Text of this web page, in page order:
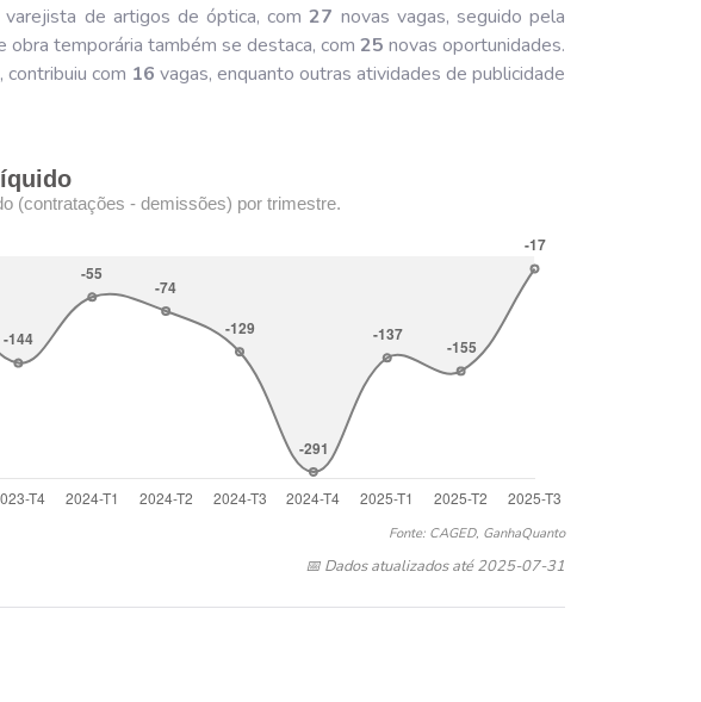
varejista de artigos de óptica, com27 novas vagas, seguido pela
temporária também se destaca, com 25 novas oportunidades.
com 16 vagas, enquanto outras atividades de publicidade
(contratações - demissões) por trimestre.
Fonte: CAGED, GanhaQuanto
📅 Dados atualizados até 2025-07-31